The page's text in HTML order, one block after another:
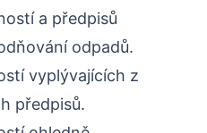
a předpisů
odpadů.
vyplývajících z
předpisů.